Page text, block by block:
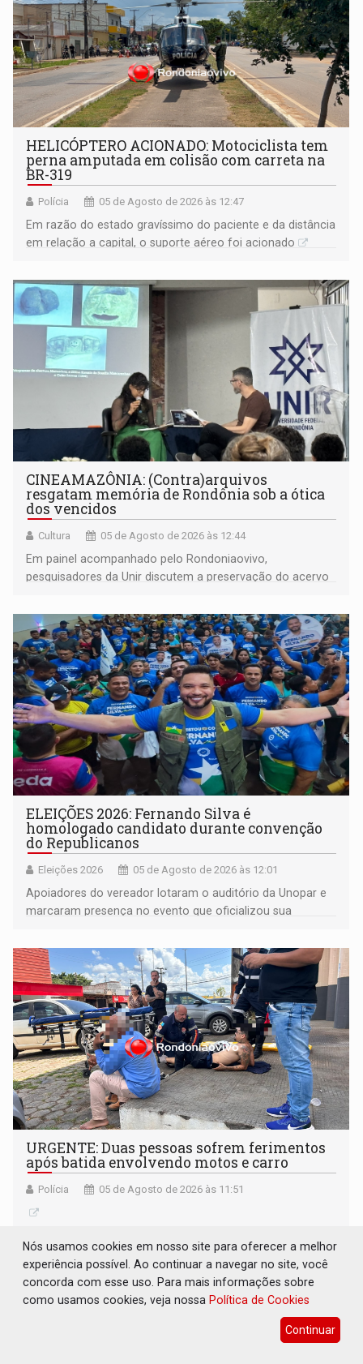
HELICÓPTERO ACIONADO: Motociclista tem
perna amputada em colisão com carreta na
BR-319
Polícia 05 de Agosto de 2026 às 12:47
Em razão do estado gravíssimo do paciente e da distância
em relação a capital, o suporte aéreo foi acionado
CINEAMAZÔNIA: (Contra)arquivos
resgatam memória de Rondônia sob a ótica
dos vencidos
Cultura 05 de Agosto de 2026 às 12:44
Em painel acompanhado pelo Rondoniaovivo,
pesquisadores da Unir discutem a preservação do acervo
memória como bússola para o futuro
ELEIÇÕES 2026: Fernando Silva é
homologado candidato durante convenção
do Republicanos
Eleições 2026 05 de Agosto de 2026 às 12:01
Apoiadores do vereador lotaram o auditório da Unopar e
marcaram presença no evento que oficializou sua
URGENTE: Duas pessoas sofrem ferimentos
após batida envolvendo motos e carro
Polícia 05 de Agosto de 2026 às 11:51
Nós usamos cookies em nosso site para oferecer a melhor
experiência possível. Ao continuar a navegar no site, você
concorda com esse uso. Para mais informações sobre
como usamos cookies, veja nossa Política de Cookies
Continuar